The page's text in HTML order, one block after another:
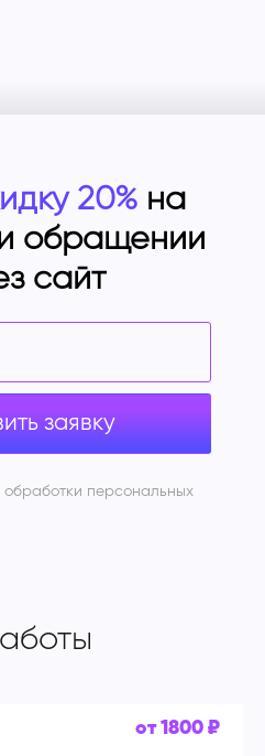
20%на
обращении
сайт
заявку
обработки персональных
от 1800 ₽